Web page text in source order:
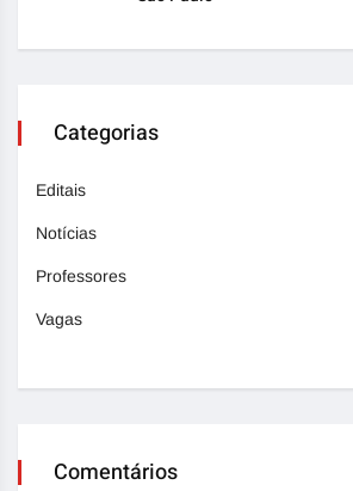
Categorias
Editais
Notícias
Professores
Vagas
Comentários